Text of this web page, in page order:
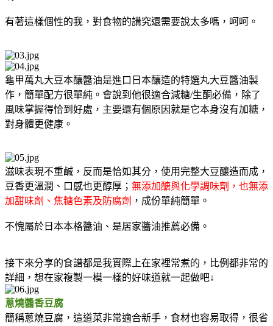
有著這樣個性的我，對食物的講究還需要說太多嗎，呵呵。
龜甲萬丸大豆本釀醬油是進口日本釀造的特選丸大豆醬油製
作，簡單配方很單純。會說到他很適合減糖/生酮必備，除了
風味掌握得恰到好處，主要還有個原因就是它本身沒有加糖，
對身體更健康。
滋味表現不重鹹，反而是恰如其分，使用完整大豆釀造而成，
豆香更溫潤、口感也更醇厚； 無添加醣與化學調味劑，也無添
加甜味劑、焦糖色素及防腐劑 ，成份單純簡單。
不愧屬於日本本格醬油、是居家醬油推薦必備。
接下來分享的食譜都是我實際上在家裡常煮的，比例都非常的
詳細，想在家複製一模一樣的好味道就一起做吧↓
蔥燒醬香豆腐
簡稱蔥燒豆腐，這道菜非常適合新手，食材也容易取得，很省